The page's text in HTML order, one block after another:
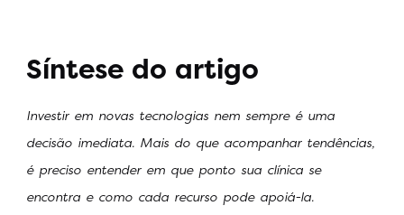
Síntese do artigo
Investir em novas tecnologias nem sempre é uma
decisão imediata. Mais do que acompanhar tendências,
é preciso entender em que ponto sua clínica se
encontra e como cada recurso pode apoiá-la.